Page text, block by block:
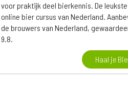
voor praktijk deel bierkennis. De
online bier cursus van Nederland.
de brouwers van Nederland,
9.8.
Haal je